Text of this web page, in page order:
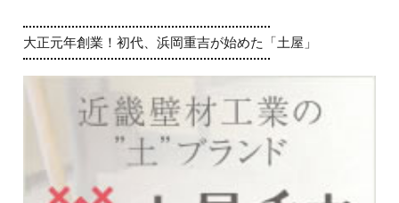
大正元年創業！初代、浜岡重吉が始めた「土屋」